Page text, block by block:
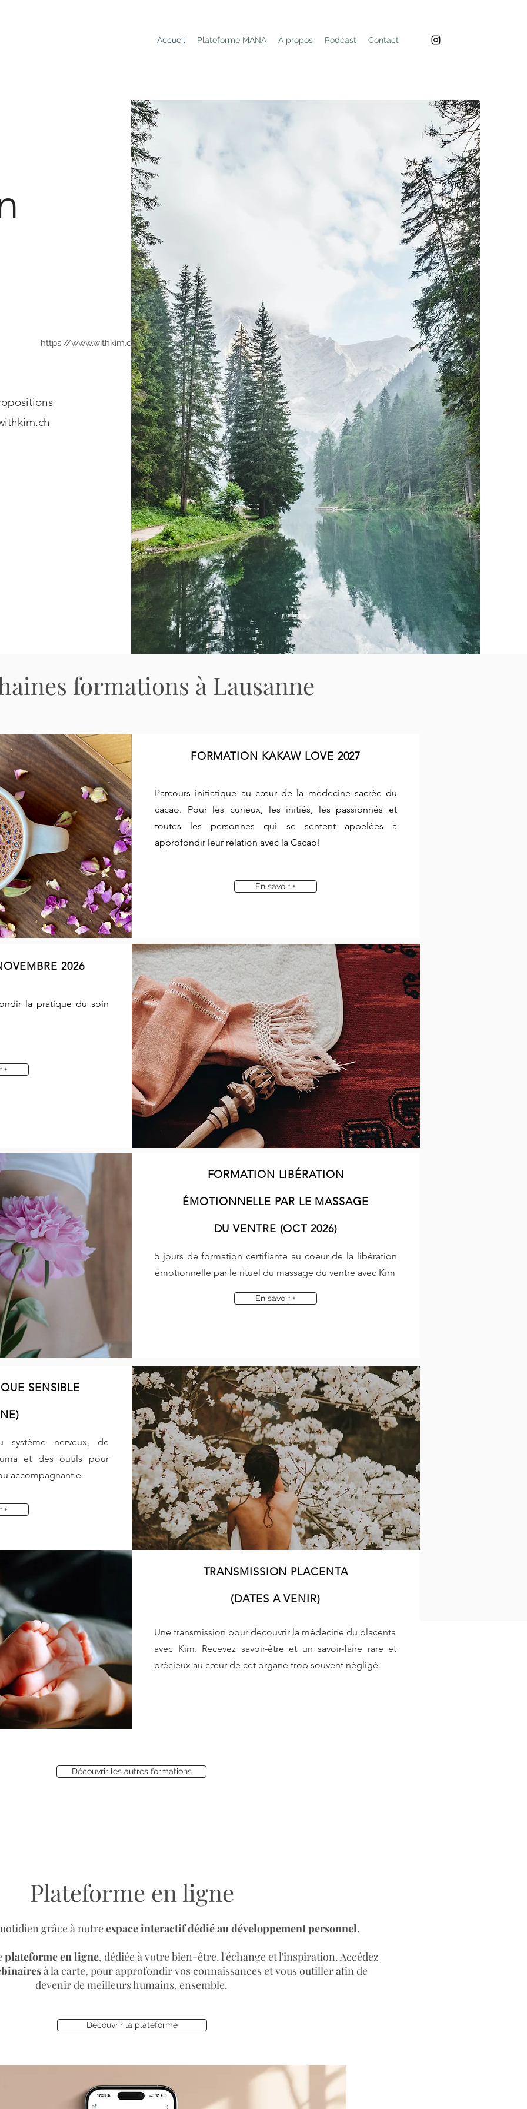
Accueil Plateforme MANA À propos Podcast Contact
https://www.withkim.ch
formations à Lausanne
FORMATION KAKAW LOVE 2027
Parcours initiatique au cœur de la médecine sacrée du
cacao. Pour les curieux, les initiés, les passionnés et
toutes les personnes qui se sentent appelées à
approfondir leur relation avec la Cacao!
En savoir +
2026
la pratique du soin
+
FORMATION LIBÉRATION
ÉMOTIONNELLE PAR LE MASSAGE
DU VENTRE (OCT 2026)
5 jours de formation certifiante au coeur de la libération
émotionnelle par le rituel du massage du ventre avec Kim
En savoir +
SENSIBLE
système nerveux, de
et des outils pour
accompagnant.e
+
TRANSMISSION PLACENTA
(DATES A VENIR)
Une transmission pour découvrir la médecine du placenta
avec Kim. Recevez savoir-être et un savoir-faire rare et
précieux au cœur de cet organe trop souvent négligé.​
Découvrir les autres formations
Plateforme en ligne
grâce à notreespace interactif dédié au développement personnel.
plateforme en ligne, dédiée à votre bien-être. l'échange et l'inspiration. Accédez
à la carte, pour approfondir vos connaissances et vous outiller afin de
devenir de meilleurs humains, ensemble.
Découvrir la plateforme